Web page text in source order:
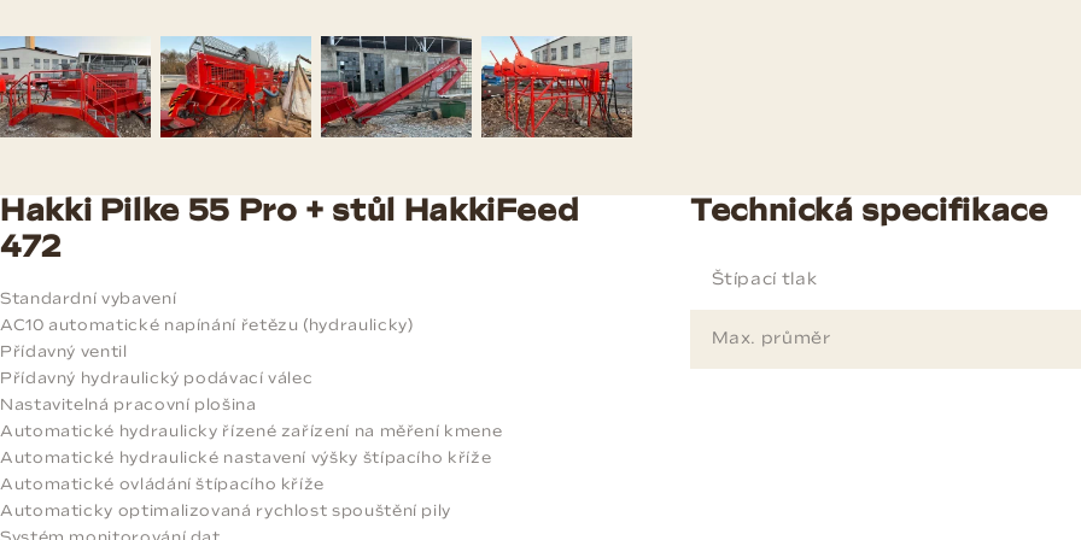
Hakki Pilke 55 Pro + stůl HakkiFeed
472
Standardní vybavení
AC10 automatické napínání řetězu (hydraulicky)
Přídavný ventil
Přídavný hydraulický podávací válec
Nastavitelná pracovní plošina
Automatické hydraulicky řízené zařízení na měření kmene
Automatické hydraulické nastavení výšky štípacího kříže
Automatické ovládání štípacího kříže
Automaticky optimalizovaná rychlost spouštění pily
Technická specifikace
Štípací tlak
Max. průměr